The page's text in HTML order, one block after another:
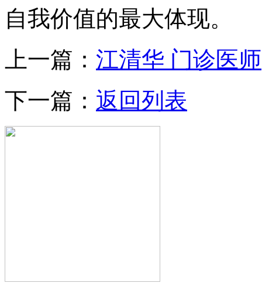
自我价值的最大体现。
上一篇： 江清华 门诊医师
下一篇： 返回列表